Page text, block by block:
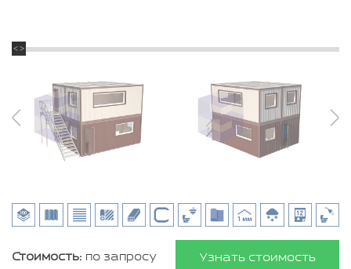
Стоимость: по запросу Узнать стоимость